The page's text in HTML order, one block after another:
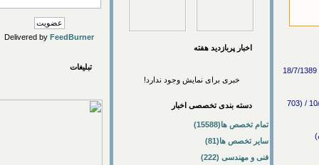
پیشکسوتان این رشته در واحد گرمسار / علوم پزشکی -> دام پزشکی / 18/7/1389
تولید فراورده های خونی دامی برای تشخیص بیماریها توسط محققان کشور / علوم پزشکی -> دام پزشکی / 10/3/1389 / (703
اخبار پربازديد هفته
خبری برای نمایش وجود ندارد!
دسته بندی تخصصی اخبار
تمام تخصص ها(15588)
سایر تخصص ها(81)
فنی و مهندسی (222)
Delivered byFeedBurner
تبلیغات